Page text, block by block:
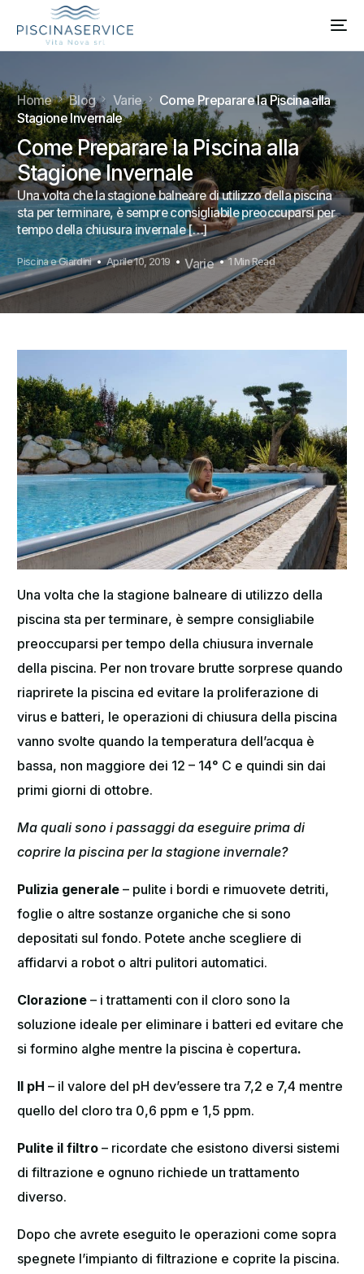
Home Blog Varie
Come Preparare la Piscina alla
Stagione Invernale
Come Preparare la Piscina alla
Stagione Invernale
Una volta che la stagione balneare di utilizzo della piscina
sta per terminare, è sempre consigliabile preoccuparsi per
tempo della chiusura invernale […]
Piscina e Giardini Aprile 10, 2019 Varie 1 Min Read
Una volta che la stagione balneare di utilizzo della
piscina sta per terminare, è sempre consigliabile
preoccuparsi per tempo della chiusura invernale
della piscina. Per non trovare brutte sorprese quando
riaprirete la piscina ed evitare la proliferazione di
virus e batteri, le operazioni di chiusura della piscina
vanno svolte quando la temperatura dell’acqua è
bassa, non maggiore dei 12 – 14° C e quindi sin dai
primi giorni di ottobre.
Ma quali sono i passaggi da eseguire prima di
coprire la piscina per la stagione invernale?
Pulizia generale – pulite i bordi e rimuovete detriti,
foglie o altre sostanze organiche che si sono
depositati sul fondo. Potete anche scegliere di
affidarvi a robot o altri pulitori automatici.
Clorazione – i trattamenti con il cloro sono la
soluzione ideale per eliminare i batteri ed evitare che
si formino alghe mentre la piscina è copertura.
Il pH – il valore del pH dev’essere tra 7,2 e 7,4 mentre
quello del cloro tra 0,6 ppm e 1,5 ppm.
Pulite il filtro – ricordate che esistono diversi sistemi
di filtrazione e ognuno richiede un trattamento
diverso.
Dopo che avrete eseguito le operazioni come sopra
spegnete l’impianto di filtrazione e coprite la piscina.